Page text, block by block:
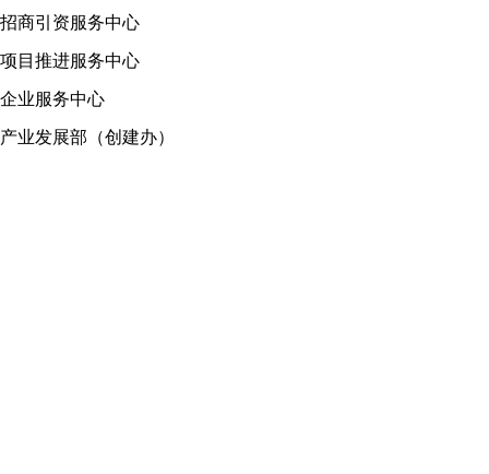
招商引资服务中心
项目推进服务中心
企业服务中心
产业发展部（创建办）